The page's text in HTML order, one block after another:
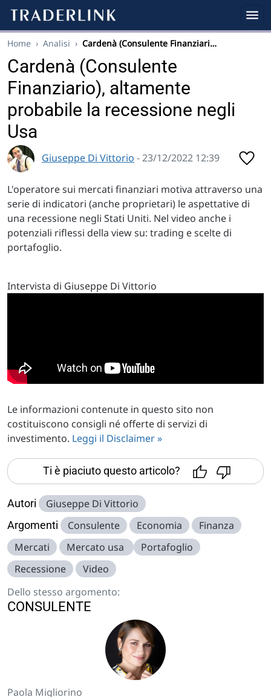
Home › Analisi › Cardenà (Consulente Finanziari…
Cardenà (Consulente
Finanziario), altamente
probabile la recessione negli
Usa
Giuseppe Di Vittorio - 23/12/2022 12:39
L'operatore sui mercati finanziari motiva attraverso una
serie di indicatori (anche proprietari) le aspettative di
una recessione negli Stati Uniti. Nel video anche i
potenziali riflessi della view su: trading e scelte di
portafoglio.
Intervista di Giuseppe Di Vittorio
Le informazioni contenute in questo sito non
costituiscono consigli né offerte di servizi di
investimento. Leggi il Disclaimer »
Ti è piaciuto questo articolo?
Autori Giuseppe Di Vittorio
Argomenti Consulente Economia
Finanza
Mercati
Mercato usa
Portafoglio
Recessione
Video
Dello stesso argomento:
CONSULENTE
Paola Migliorino